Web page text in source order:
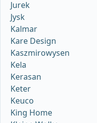
Jurek
Jysk
Kalmar
Kare Design
Kaszmirowysen
Kela
Kerasan
Keter
Keuco
King Home